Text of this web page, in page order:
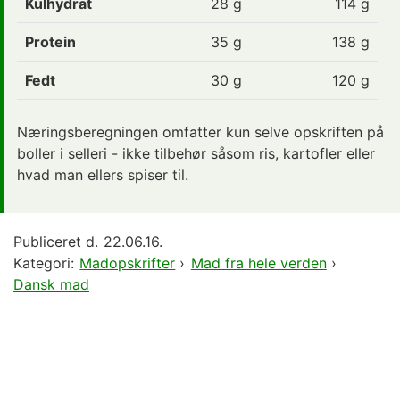
Protein 35 g 138 g
Fedt 30 g 120 g
Næringsberegningen omfatter kun selve opskriften på
boller i selleri - ikke tilbehør såsom ris, kartofler eller
hvad man ellers spiser til.
Publiceret d. 22.06.16.
Kategori: Madopskrifter › Mad fra hele verden›
Dansk mad